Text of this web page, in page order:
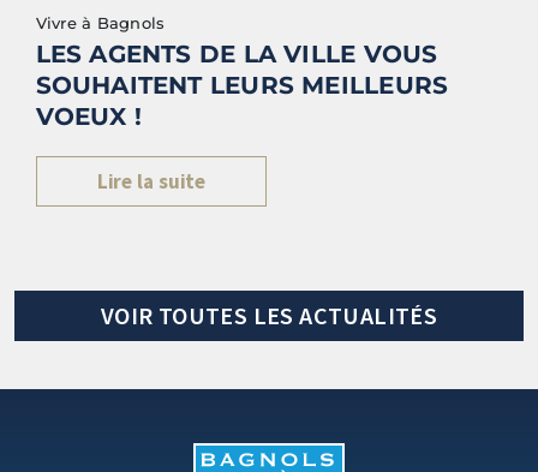
LES AGENTS DE LA VILLE VOUS
SOUHAITENT LEURS MEILLEURS
VOEUX !
Vivre à Bagnols
Lire la suite
VOIR TOUTES LES ACTUALITÉS